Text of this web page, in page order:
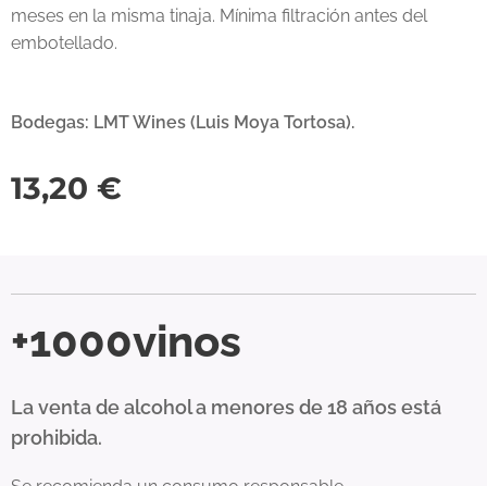
meses en la misma tinaja. Mínima filtración antes del
embotellado.
Bodegas: LMT Wines (Luis Moya Tortosa).
13,20 €
+1000vinos
La venta de alcohol a menores de 18 años está
prohibida.